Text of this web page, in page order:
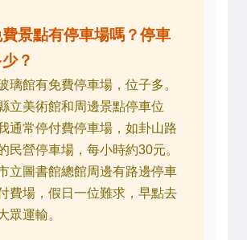
景點有停車場嗎？停車
？
璃館有免費停車場，位子多。
立美術館和周邊景點停車位
通常停付費停車場，如卦山路
民營停車場，每小時約30元。
立圖書館總館周邊有路邊停車
費場，假日一位難求，早點去
眾運輸。